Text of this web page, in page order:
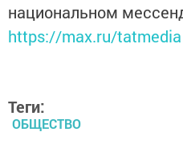
национальном
https://max.ru/tatmedia
Теги:
ОБЩЕСТВО